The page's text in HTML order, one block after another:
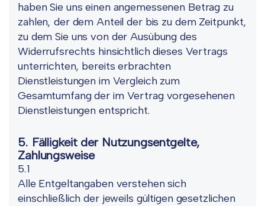
haben Sie uns einen angemessenen Betrag zu
zahlen, der dem Anteil der bis zu dem Zeitpunkt,
zu dem Sie uns von der Ausübung des
Widerrufsrechts hinsichtlich dieses Vertrags
unterrichten, bereits erbrachten
Dienstleistungen im Vergleich zum
Gesamtumfang der im Vertrag vorgesehenen
Dienstleistungen entspricht.
5. Fälligkeit der Nutzungsentgelte,
Zahlungsweise
5.1
Alle Entgeltangaben verstehen sich
einschließlich der jeweils gültigen gesetzlichen